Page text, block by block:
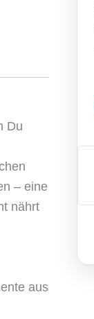
Du
– eine
nährt
aus